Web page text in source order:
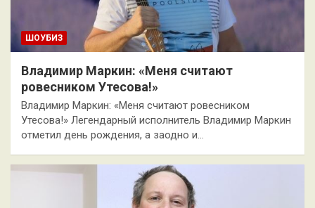
ШОУБИЗ
Владимир Маркин: «Меня считают
ровесником Утесова!»
Владимир Маркин: «Меня считают ровесником
Утесова!» Легендарный исполнитель Владимир Маркин
отметил день рождения, а заодно и…